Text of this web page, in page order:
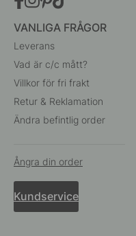
VANLIGA FRÅGOR
Leverans
Vad är c/c mått?
Villkor för fri frakt
Retur & Reklamation
Ändra befintlig order
Ångra din order
Kundservice